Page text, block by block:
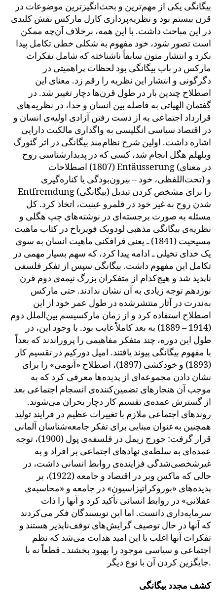
بیگانگی یکی از مهم‌ترین و بحث‌انگیزترین موضوعات در
قرن بیستم بود و نظریه‌پردازی کارل مارکس نقش کلیدی
در این مباحث داشت. با این همه، برخلاف آن‌چه ممکن
است تصور شود، خود مفهوم به شکلی خطی تکامل پیدا
نکرد و انتشار متون سابقاً ناشناخته که شامل تفکرات
مارکس در باب بیگانگی بود لحظات پراهمیتی در
دگرگونی و انتشار این نظریه را رقم زد. معنای این
اصطلاح چندین بار در طول قرن‌ها دچار تغییر شد. در
گفتمان الهیاتی به فاصله بین انسان و خدا، در نظریه‌های
قرارداد اجتماعی به از دست رفتن آزادی اولیه‌ی انسان و
در اقتصاد سیاسی انگلیسی به واگذاری مالکیت دارایی
اشاره داشت. اولین شرح نظام‌مند بیگانگی در اثر گئورگ
ویلهلم هگل انجام شد، کسی که در پدیدارشناسی روح
(1807) اصطلاحات Entäusserung (در معنای
تحت‌اللفظی، خود – بیرون‌بودگی یا کناره‌گیری) و
Entfremdung (بیگانگی) را برای مشخص کردن تبدیل
شدن روح به غیر خود در قلمرو عینیت، اتخاذ کرد. کل
مسئله به صورت برجسته‌ای در نوشته‌های چپ هگلی و
نظریه‌ی بیگانگی مذهبی لودویک فویرباخ در کتاب ماهیت
مسیحیت (1841) ـ یعنی فرافکنی ماهیت انسان به سوی
یک خدای تخیلی ـ ادامه پیدا کرد، که سهم بسیار مهمی در
تکامل این مفهوم داشت. بیگانگی سپس از تفکر فلسفی
ناپدید شد و هیچ‌کدام از متفکران بزرگ نیمه‌ی دوم قرن
نوزدهم توجه زیادی به آن نشان ندادند. حتی مارکس
به‌ندرت در آثار منتشرشده در طول عمر خود از این
اصطلاح استفاده کرد و از زمان مارکسیسم بین‌الملل دوم
(1914 – 1889) به بعد کاملاً غایب بود. با وجود این، در
طول این دوره، چند متفکر مفاهیمی را پروراندند که بعداً
با مفهوم بیگانگی پیوند یافتند. امیل دورکیم در تقسیم کار
(1893) و خودکشی (1897)، اصطلاح «آنومی» را برای
نشان دادن مجموعه‌ای از پدیده‌ها معرفی کرد که به
موجب آن هنجارهای تضمین‌کننده‌ی انسجام اجتماعی بعد
از گسترش عمده‌ی تقسیم کار دچار بحران می‌شوند.
روندهای اجتماعی ملازم با تغییرات عظیم در فرایند تولید
همچنین به‌عنوان مبنایی برای تفکر جامعه‌شناسان آلمانی
قرار گرفت: جورج زیمل در فلسفه‌ی پول (1900)، توجه
عمده‌ای به سلطه‌ی نهادهای اجتماعی بر افراد و به
غیرشخصی‌شدگی فزاینده‌ی روابط انسانی داشت، در
حالی که ماکس وبر در اقتصاد و جامعه (1922)، بر
پدیده‌های «بوروکراتیزاسیون» در جامعه و «محاسبه‌ی
عقلانی» در روابط انسانی تأکید کرد و آنها را ذات
سرمایه‌داری دانست. اما این نویسندگان فکر می‌کردند
که آنها در حال توصیف گرایش‌های توقف‌ناپذیر هستند و
تفکرات آنها اغلب با این امید هدایت می‌شد که نظم
اجتماعی و سیاسی موجود را بهبود بخشند ـ قطعاً نه با
جایگزین کردن آن با نوع دیگر.
کشف مجدد بیگانگی